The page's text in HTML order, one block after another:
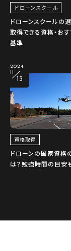
ドローンスクール
ドローンスクールの
取得できる資格・お
基準
2024
13
資格取得
ドローンの国家資格
は？勉強時間の目安